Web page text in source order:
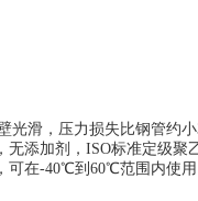
光滑，压力损失比钢管约
无添加剂，ISO标准定级聚
可在-40℃到60℃范围内使用